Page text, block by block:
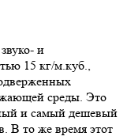
и
15 кг/м.куб.,
среды. Это
и самый дешевый
В то же время этот